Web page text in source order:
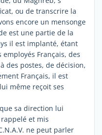
ou de transcrire la
encore un mensonge
est une partie de la
il est implanté, étant
Français, des
des postes, de décision,
Français, il est
même reçoit ses
sa direction lui
et mis
ne peut parler